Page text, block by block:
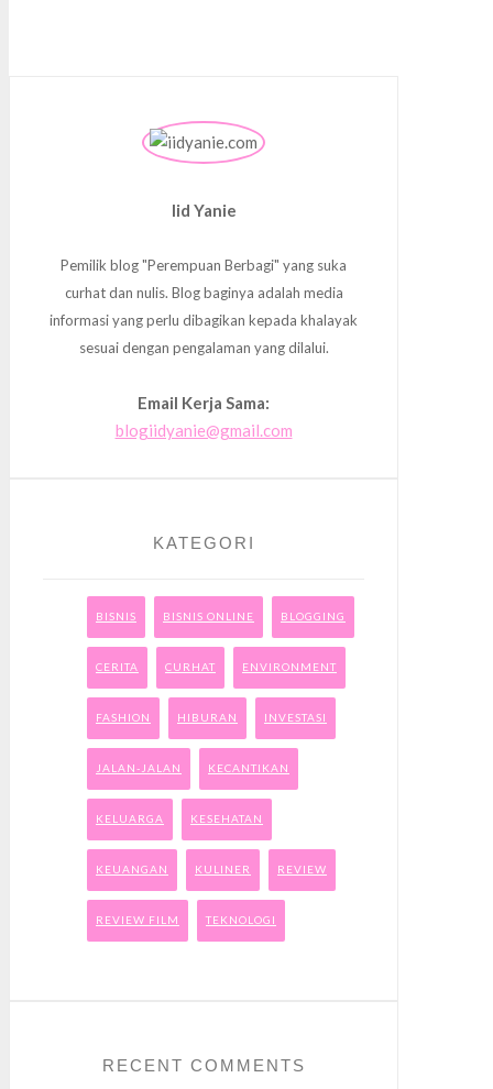
Iid Yanie
Pemilik blog "Perempuan Berbagi" yang suka
curhat dan nulis. Blog baginya adalah media
informasi yang perlu dibagikan kepada khalayak
sesuai dengan pengalaman yang dilalui.
Email Kerja Sama:
blogiidyanie@gmail.com
KATEGORI
BISNIS BISNIS ONLINE BLOGGING
CERITA CURHAT ENVIRONMENT
FASHION HIBURAN INVESTASI
JALAN-JALAN KECANTIKAN
KELUARGA KESEHATAN
KEUANGAN KULINER REVIEW
REVIEW FILM TEKNOLOGI
RECENT COMMENTS